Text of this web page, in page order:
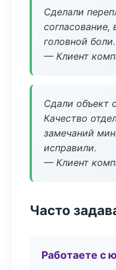
Сделали
согласование,
головной боли.
— Клиент
Сдали объект
Качество
замечаний
исправили.
— Клиент
Часто
Работаете с